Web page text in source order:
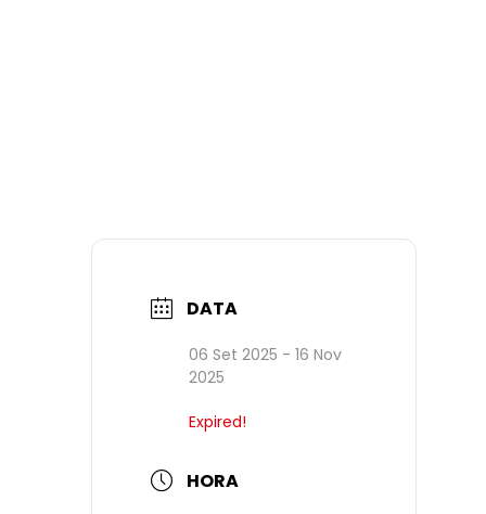
DATA
06 Set 2025 - 16 Nov
2025
Expired!
HORA